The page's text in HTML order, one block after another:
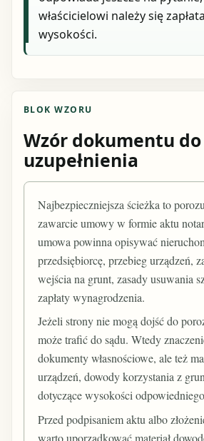
właścicielowi należy się
wysokości.
BLOK WZORU
Wzór dokumentu do
uzupełnienia
Najbezpieczniejsza ścieżka to
zawarcie umowy w formie aktu
umowa powinna opisywać
przedsiębiorcę, przebieg urządzeń,
wejścia na grunt, zasady usuwania
zapłaty wynagrodzenia.
Jeżeli strony nie mogą dojść do
może trafić do sądu. Wtedy
dokumenty własnościowe, ale też
urządzeń, dowody korzystania z
dotyczące wysokości
Przed podpisaniem aktu albo
warto uporządkować materiał